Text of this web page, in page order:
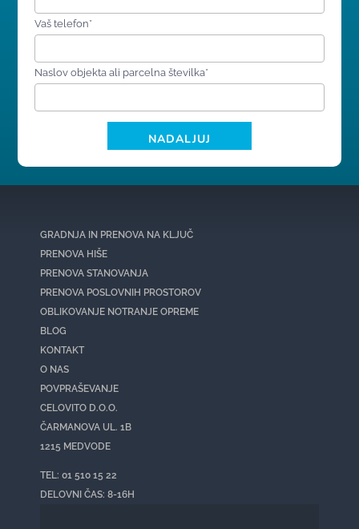
Vaš telefon*
Naslov objekta ali parcelna številka*
GRADNJA IN PRENOVA NA KLJUČ
PRENOVA HIŠE
PRENOVA STANOVANJA
PRENOVA POSLOVNIH PROSTOROV
OBLIKOVANJE NOTRANJE OPREME
BLOG
KONTAKT
O NAS
POVPRAŠEVANJE
CELOVITO D.O.O.
ČARMANOVA UL. 1B
1215 MEDVODE
TEL: 01 510 15 22
DELOVNI ČAS: 8-16H